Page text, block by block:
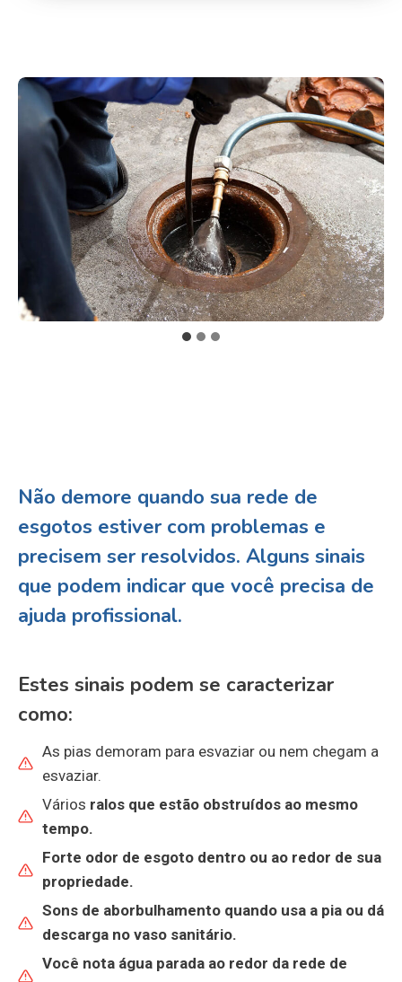
Não demore quando sua rede de
esgotos estiver com problemas e
precisem ser resolvidos. Alguns sinais
que podem indicar que você precisa de
ajuda profissional.
Estes sinais podem se caracterizar
como:
As pias demoram para esvaziar ou nem chegam a
esvaziar.
Vários ralos que estão obstruídos ao mesmo
tempo.
Forte odor de esgoto dentro ou ao redor de sua
propriedade.
Sons de aborbulhamento quando usa a pia ou dá
descarga no vaso sanitário.
Você nota água parada ao redor da rede de